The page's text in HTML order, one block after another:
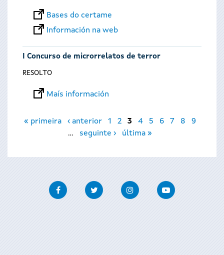
Bases do certame
Información na web
I Concurso de microrrelatos de terror
RESOLTO
Maís información
Páxinas
« primeira ‹ anterior 1 2 3 4 5 6 7 8
9
…
seguinte › última »
FacebookTwitter InstagramYoutube